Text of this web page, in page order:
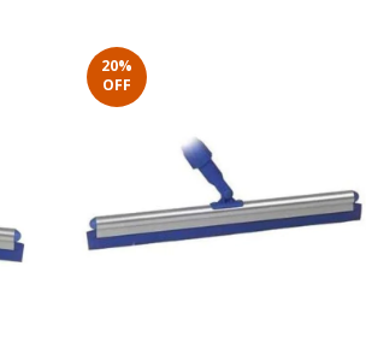
20%
OFF